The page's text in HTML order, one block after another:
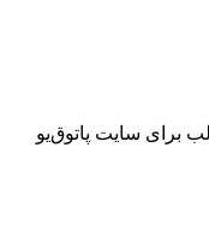
برای سایت پاتوق‌یو